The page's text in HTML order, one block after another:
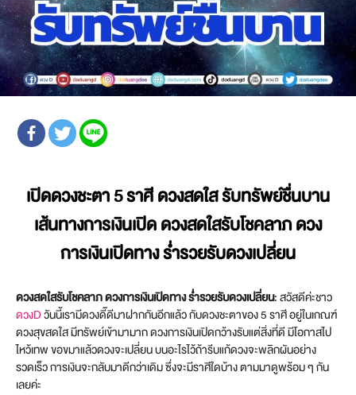
เปิดดวงชะตา 5 ราศี ดวงสดใส รับทรัพย์ชื่นบาน
เส้นทางการเงินเปิด ดวงสดใสรับโชคลาภ ดวง
การเงินเปิดทาง ร่ำรวยรับดวงเปลี่ยน
ดวงสดใสรับโชคลาภ ดวงการเงินเปิดทาง ร่ำรวยรับดวงเปลี่ยน: สวัสดีค่ะชาว
ดวงDวันนี้เรามีดวงดี๊ดีมาฝากกันอีกแล้ว กับดวงชะตาของ 5 ราศี อยู่ในเกณฑ์
ดวงสุขสดใส มีทรัพย์เข้ามามาก ดวงการเงินเปิดกว้างรับแต่สิ่งที่ดี มีโอกาสไป
ไหว้เทพ ขอขมาแล้วดวงจะเปลี่ยน บนอะไรไว้ถ้ารีบแก้ดวงจะพลิกผันอย่าง
รวดเร็ว การเงินจะกลับมาดีกว่าเดิม ซึ่งจะมีราศีใดบ้าง ตามมาดูพร้อม ๆ กัน
เลยค่ะ